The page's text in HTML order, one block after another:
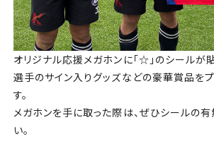
オリジナル応援メガホンに「☆」のシールが
選手のサイン入りグッズなどの豪華賞品を
す。
メガホンを手に取った際は、ぜひシールの
い。